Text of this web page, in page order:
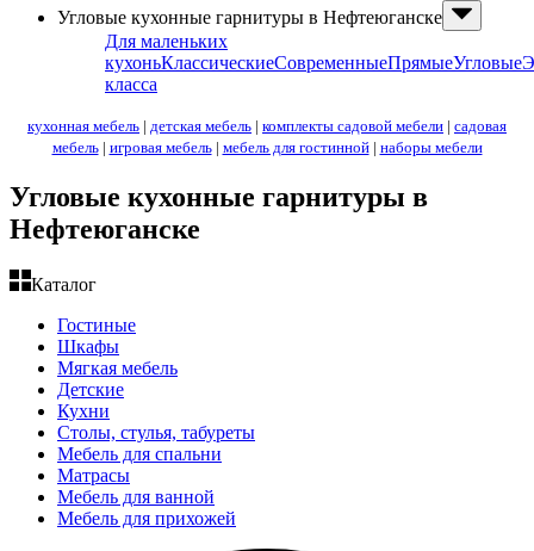
Угловые кухонные гарнитуры в Нефтеюганске
Для маленьких
кухоньКлассическиеСовременныеПрямыеУгловые
класса
кухонная мебель | детская мебель | комплекты садовой мебели | садовая
мебель| игровая мебель| мебель для гостинной| наборы мебели
Угловые кухонные гарнитуры в
Нефтеюганске
Каталог
Гостиные
Шкафы
Мягкая мебель
Детские
Кухни
Столы, стулья, табуреты
Мебель для спальни
Матрасы
Мебель для ванной
Мебель для прихожей